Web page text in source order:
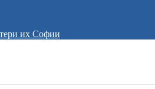
их Софии